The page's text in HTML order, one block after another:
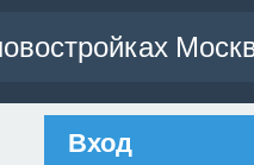
Вход